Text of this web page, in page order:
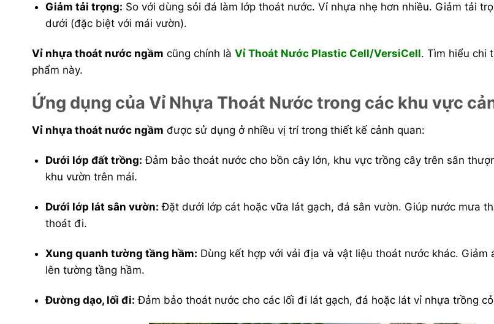
Giảm tải trọng: So với dùng sỏi đá làm lớp thoát nước. Vỉ nhựa nhẹ hơn nhiều. Giảm tải
dưới (đặc biệt với mái vườn).
Vỉ nhựa thoát nước ngầm cũng chính là Vỉ Thoát Nước Plastic Cell/VersiCell. Tìm hiểu chi
phẩm này.
Ứng dụng của Vỉ Nhựa Thoát Nước trong các khu vực
Vỉ nhựa thoát nước ngầm được sử dụng ở nhiều vị trí trong thiết kế cảnh quan:
Dưới lớp đất trồng: Đảm bảo thoát nước cho bồn cây lớn, khu vực trồng cây trên sân
khu vườn trên mái.
Dưới lớp lát sân vườn: Đặt dưới lớp cát hoặc vữa lát gạch, đá sân vườn. Giúp nước mưa
thoát đi.
Xung quanh tường tầng hầm: Dùng kết hợp với vải địa và vật liệu thoát nước khác. Giảm
lên tường tầng hầm.
Đường dạo, lối đi: Đảm bảo thoát nước cho các lối đi lát gạch, đá hoặc lát vỉ nhựa trồng